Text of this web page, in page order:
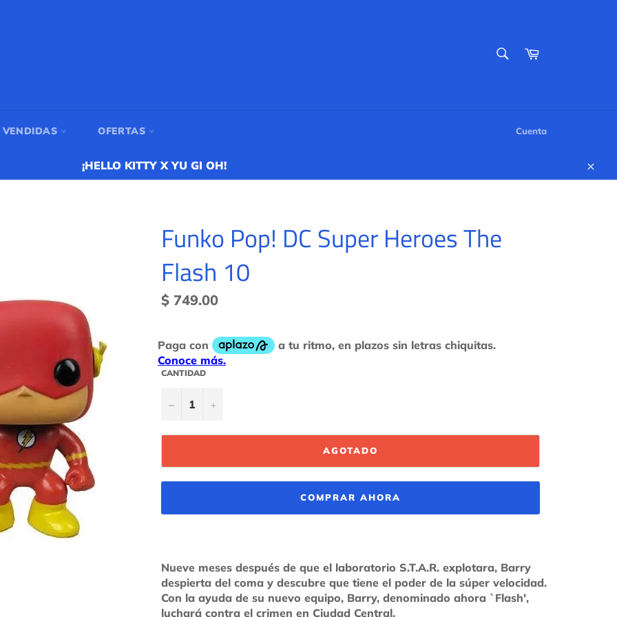
Carrito
VENDIDAS OFERTAS Cuenta
¡HELLO KITTY X YU GI OH!
Funko Pop! DC Super Heroes The
Flash 10
Precio
habitual
$ 749.00
CANTIDAD
− +
AGOTADO
COMPRAR AHORA
Nueve meses después de que el laboratorio S.T.A.R. explotara, Barry
despierta del coma y descubre que tiene el poder de la súper velocidad.
Con la ayuda de su nuevo equipo, Barry, denominado ahora `Flash',
luchará contra el crimen en Ciudad Central.